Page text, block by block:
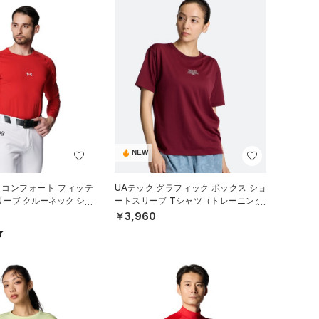
ンフォート フィッテ
ブ クルーネック シャ
NEW
UAテック グラフィック ボックス ショ
ートスリーブ Tシャツ（トレーニング/
WOMEN）
￥3,960